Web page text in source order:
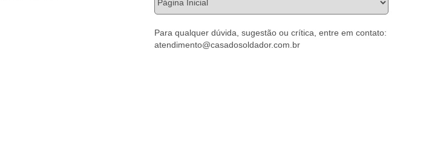
Para qualquer dúvida, sugestão ou crítica, entre em contato:
atendimento@casadosoldador.com.br